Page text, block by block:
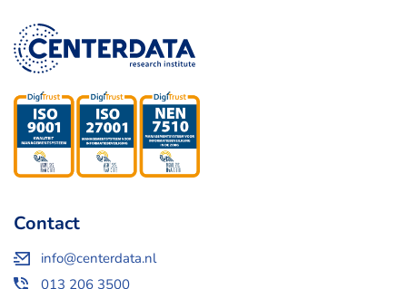
Contact
info@centerdata.nl
013 206 3500